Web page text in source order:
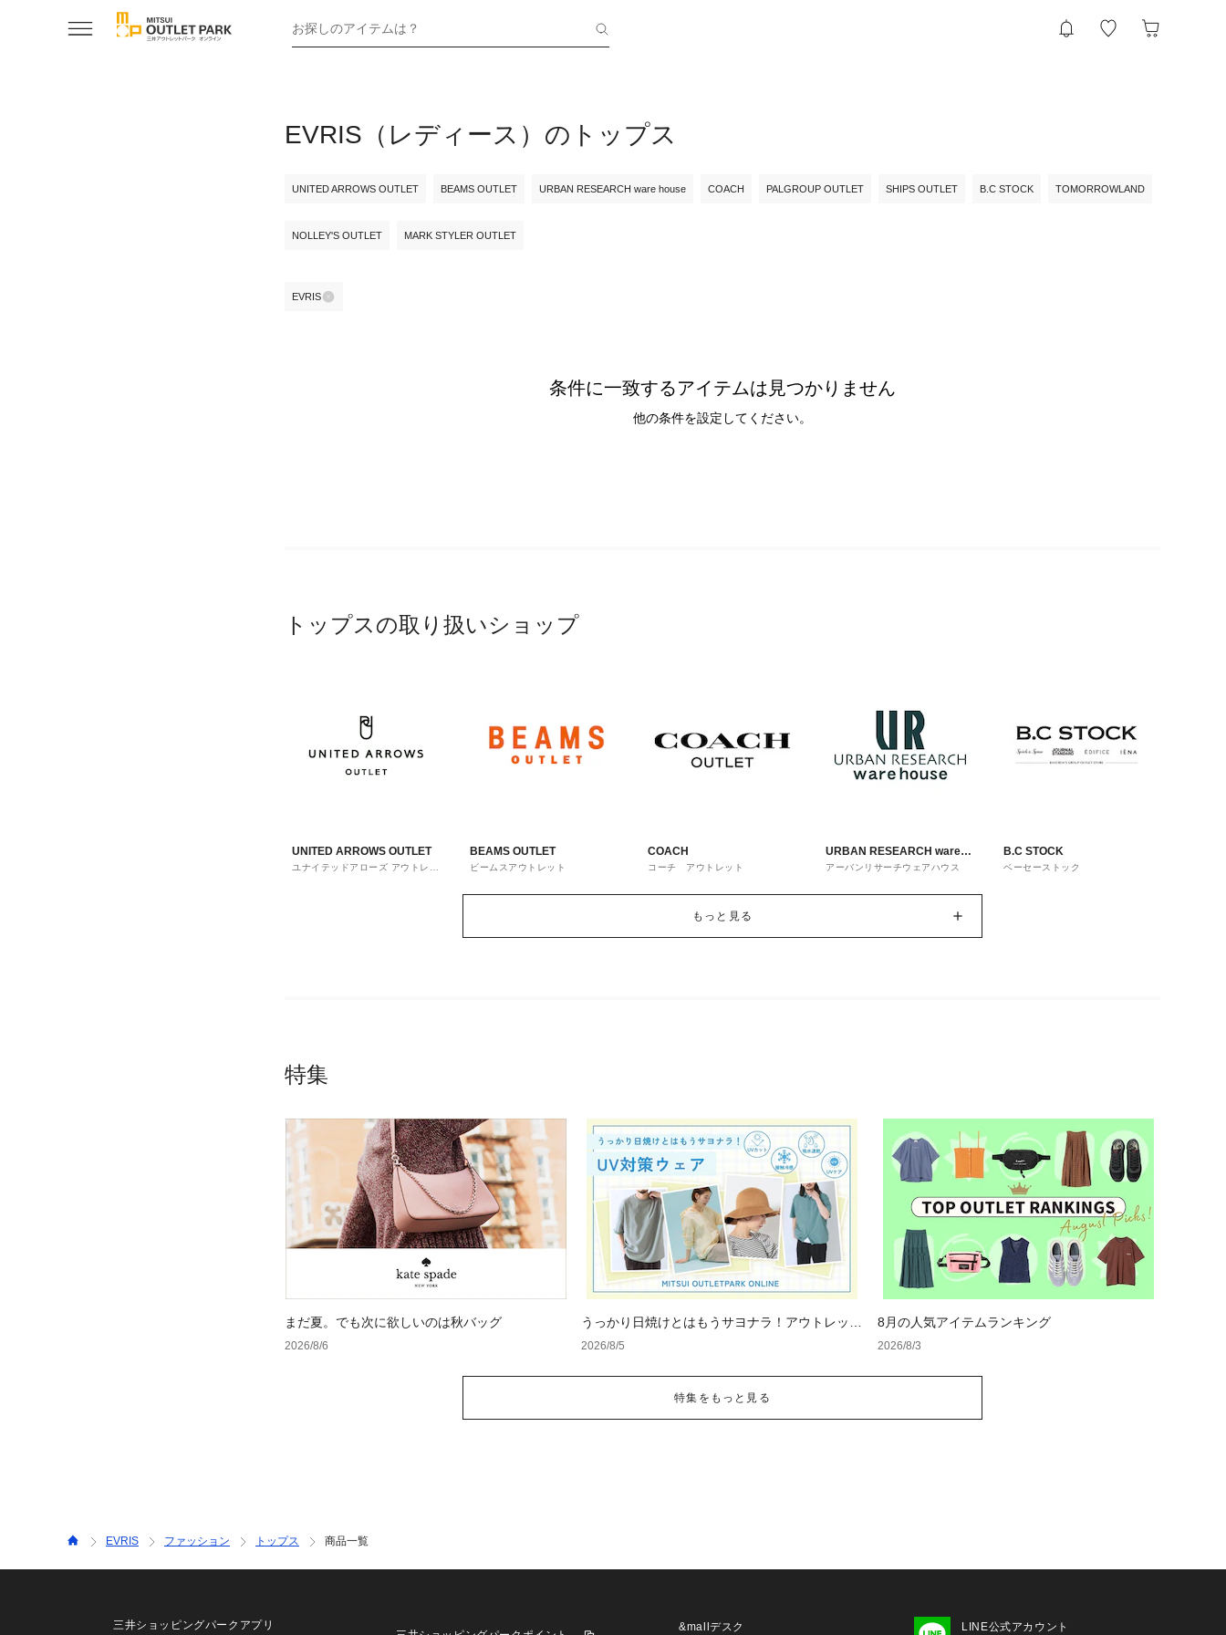
お探しのアイテムは？
EVRIS（レディース）のトップス
UNITED ARROWS OUTLET BEAMS OUTLET URBAN RESEARCH ware house COACH PALGROUP OUTLET SHIPS OUTLET B.C STOCK TOMORROWLAND
NOLLEY'S OUTLET MARK STYLER OUTLET
EVRIS
条件に一致するアイテムは見つかりません
他の条件を設定してください。
トップスの取り扱いショップ
UNITED ARROWS OUTLET
ユナイテッドアローズ アウトレッ
BEAMS OUTLET
ビームスアウトレット
COACH
コーチ アウトレット
URBAN RESEARCH ware
house
アーバンリサーチウェアハウス
B.C STOCK
ベーセーストック
もっと見る
特集
まだ夏。でも次に欲しいのは秋バッグ
2026/8/6
うっかり日焼けとはもうサヨナラ！アウトレット
で見つけるUV対策ウェア
2026/8/5
8月の人気アイテムランキング
2026/8/3
特集をもっと見る
EVRIS ファッション トップス 商品一覧
三井ショッピングパークアプリ &mallデスク LINE公式アカウント